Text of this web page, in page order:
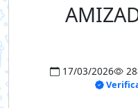
17/03/2026